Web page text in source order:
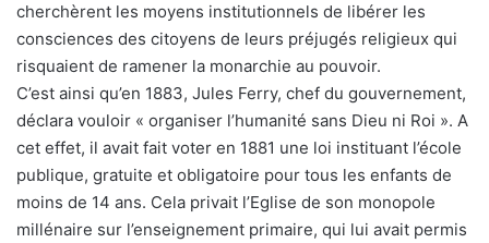
cherchèrent les moyens institutionnels de libérer les
consciences des citoyens de leurs préjugés religieux qui
risquaient de ramener la monarchie au pouvoir.
C’est ainsi qu’en 1883, Jules Ferry, chef du gouvernement,
déclara vouloir « organiser l’humanité sans Dieu ni Roi ». A
cet effet, il avait fait voter en 1881 une loi instituant l’école
publique, gratuite et obligatoire pour tous les enfants de
moins de 14 ans. Cela privait l’Eglise de son monopole
millénaire sur l’enseignement primaire, qui lui avait permis